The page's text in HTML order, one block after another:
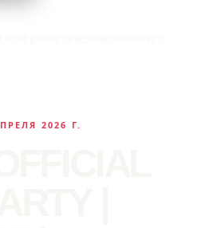
2026 Г.